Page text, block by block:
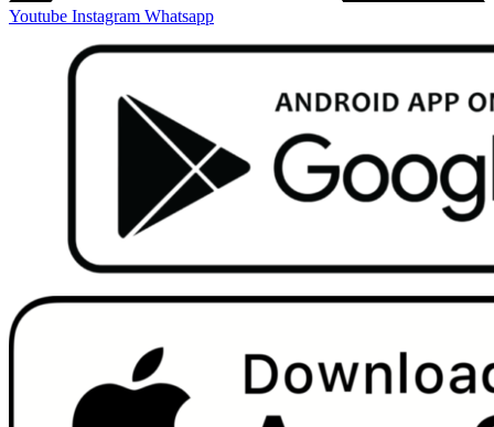
Youtube Instagram Whatsapp